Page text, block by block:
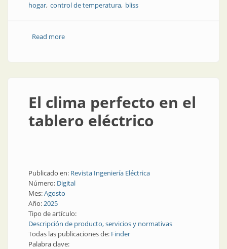
hogar control de temperatura bliss
Read moreabout Temperatura controlada
El clima perfecto en el
tablero eléctrico
Publicado en: Revista Ingeniería Eléctrica
Número: Digital
Mes:Agosto
Año:2025
Tipo de artículo:
Descripción de producto, servicios y normativas
Todas las publicaciones de: Finder
Palabra clave: